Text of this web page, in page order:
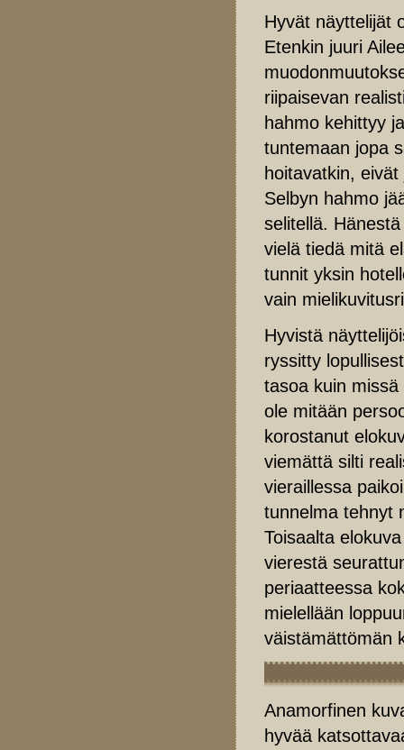
Hyvät näyttelijät
Etenkin juuri
riipaisevan
hahmo kehittyy
tuntemaan jopa
hoitavatkin,
Selbyn hahmo
selitellä.
vielä tiedä mitä
tunnit yksin
vain
Hyvistä
ryssitty
tasoa kuin
ole mitään
korostanut
viemättä silti
vieraillessa
tunnelma tehnyt
Toisaalta
vierestä
periaatteessa
mielellään
väistämättömän
Anamorfinen
hyvää